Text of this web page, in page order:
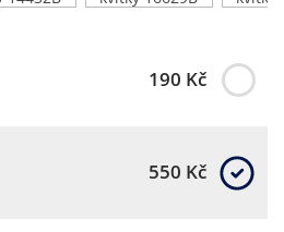
190 Kč
550 Kč